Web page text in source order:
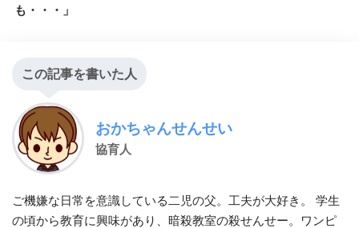
も・・・」
この記事を書いた人
おかちゃんせんせい
協育人
ご機嫌な日常を意識している二児の父。工夫が大好き。 学生
の頃から教育に興味があり、暗殺教室の殺せんせー。ワンピ